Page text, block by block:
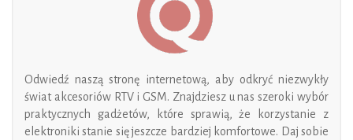
Odwiedź naszą stronę internetową, aby odkryć niezwykły
świat akcesoriów RTV i GSM. Znajdziesz u nas szeroki wybór
praktycznych gadżetów, które sprawią, że korzystanie z
elektroniki stanie się jeszcze bardziej komfortowe. Daj sobie